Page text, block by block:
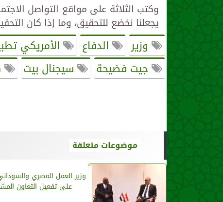
وكتب الثلاثة على مواقع التواصل
يجعلنا نخضع للتحقيق، وما إذا كان
وزير الدفاع الأمريكي
جيت فضيحة
سيجنال بيت
موضوعات متعلقة
وزير العمل المصري
على تفعيل التعاون